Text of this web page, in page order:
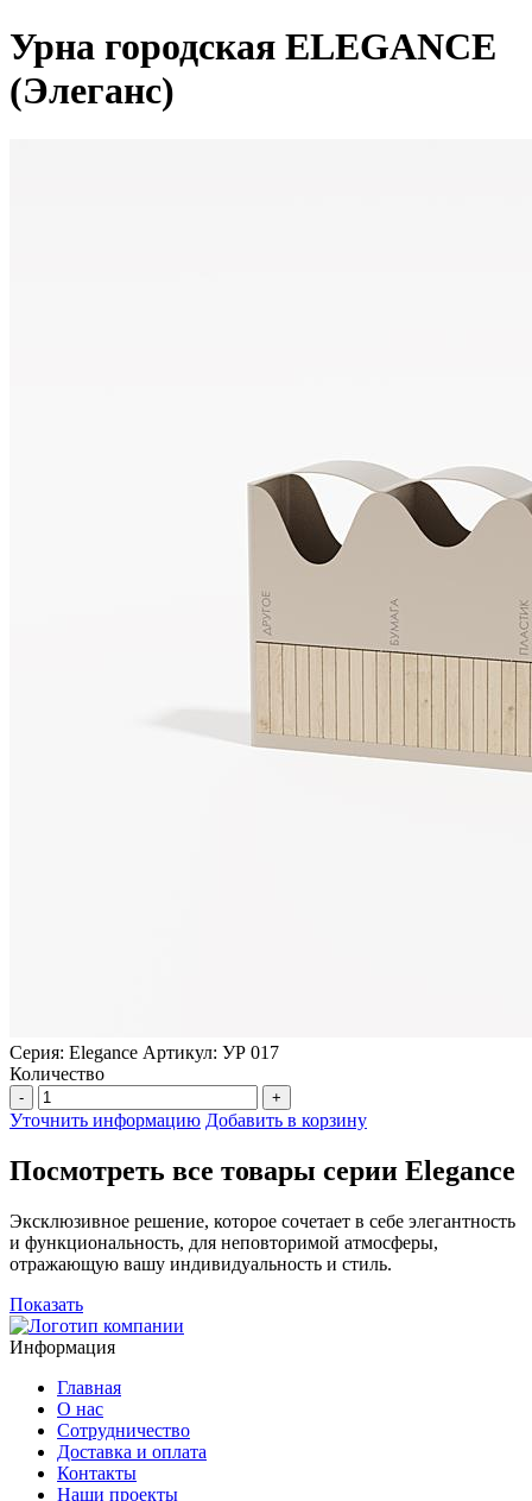
Урна городская ELEGANCE
(Элеганс)
Серия: Elegance Артикул: УР 017
Количество
- +
Уточнить информацию Добавить в корзину
Посмотреть все товары серии Elegance
Эксклюзивное решение, которое сочетает в себе элегантность
и функциональность, для неповторимой атмосферы,
отражающую вашу индивидуальность и стиль.
Показать
Информация
Главная
О нас
Сотрудничество
Доставка и оплата
Контакты
Наши проекты